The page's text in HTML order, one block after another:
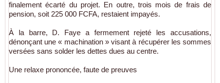
finalement écarté du projet. En outre, trois mois de frais de
pension, soit 225 000 FCFA, restaient impayés.
À la barre, D. Faye a fermement rejeté les accusations,
dénonçant une « machination » visant à récupérer les sommes
versées sans solder les dettes dues au centre.
Une relaxe prononcée, faute de preuves